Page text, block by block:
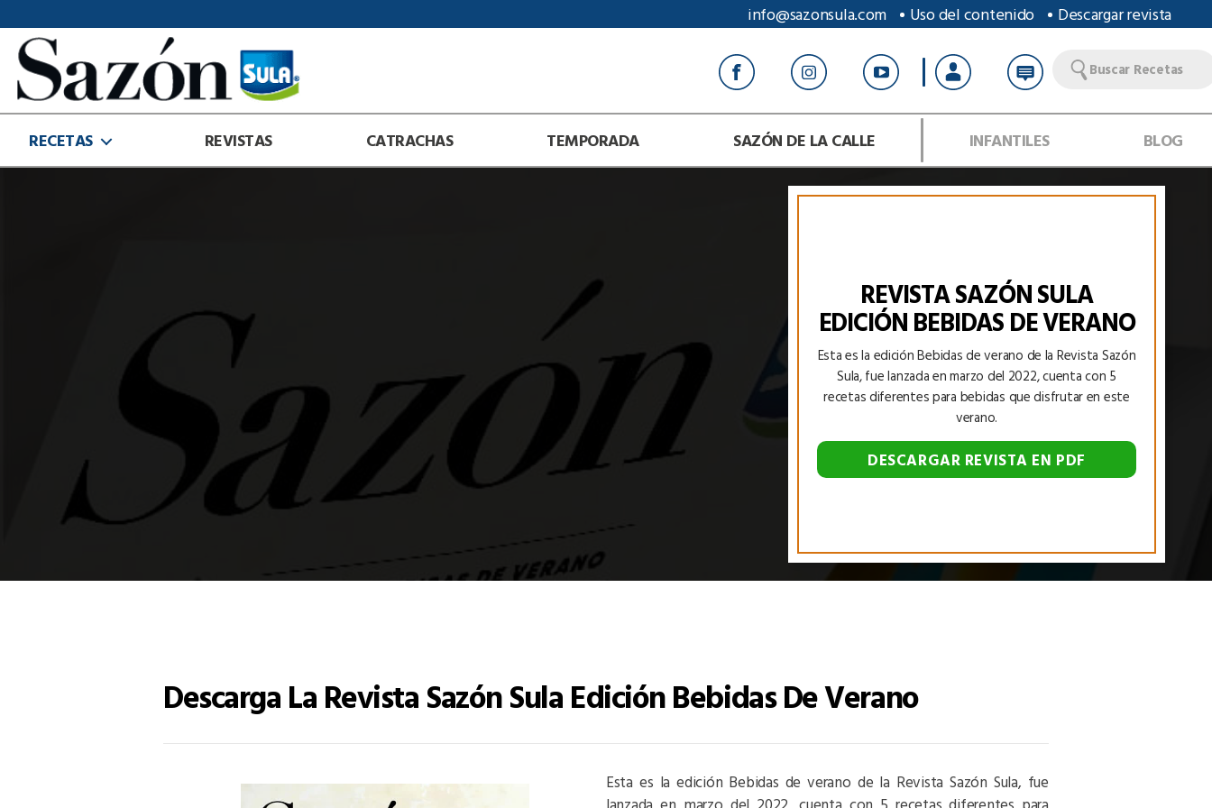
info@sazonsula.com Uso del contenido Descargar revista
Sazón
Sula
Buscar Recetas
RECETAS REVISTAS CATRACHAS TEMPORADA SAZÓN DE LA CALLE INFANTILES BLOG
REVISTA SAZÓN SULA
EDICIÓN BEBIDAS DE VERANO
Esta es la edición Bebidas de verano de la Revista Sazón
Sula, fue lanzada en marzo del 2022, cuenta con 5
recetas diferentes para bebidas que disfrutar en este
verano.
Descarga La Revista Sazón Sula Edición Bebidas De Verano
Esta es la edición Bebidas de verano de la Revista Sazón Sula, fue